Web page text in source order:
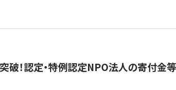
破！認定・特例認定NPO法人の寄付金